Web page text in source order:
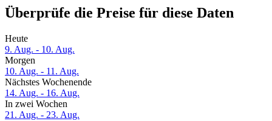
Überprüfe die Preise für diese Daten
Heute
9. Aug. - 10. Aug.
Morgen
10. Aug. - 11. Aug.
Nächstes Wochenende
14. Aug. - 16. Aug.
In zwei Wochen
21. Aug. - 23. Aug.